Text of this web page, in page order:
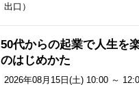
出口）
50代からの起業で人生を
のはじめかた
2026年08月15日(土) 10:00 ～